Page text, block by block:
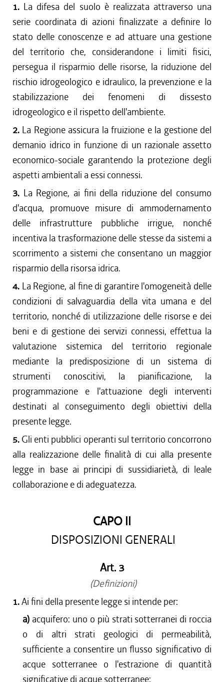
1. La difesa del suolo è realizzata attraverso una
serie coordinata di azioni finalizzate a definire lo
stato delle conoscenze e ad attuare una gestione
del territorio che, considerandone i limiti fisici,
persegua il risparmio delle risorse, la riduzione del
rischio idrogeologico e idraulico, la prevenzione e la
stabilizzazione dei fenomeni di dissesto
idrogeologico e il rispetto dell'ambiente.
2. La Regione assicura la fruizione e la gestione del
demanio idrico in funzione di un razionale assetto
economico-sociale garantendo la protezione degli
aspetti ambientali a essi connessi.
3. La Regione, ai fini della riduzione del consumo
d'acqua, promuove misure di ammodernamento
delle infrastrutture pubbliche irrigue, nonché
incentiva la trasformazione delle stesse da sistemi a
scorrimento a sistemi che consentano un maggior
risparmio della risorsa idrica.
4. La Regione, al fine di garantire l'omogeneità delle
condizioni di salvaguardia della vita umana e del
territorio, nonché di utilizzazione delle risorse e dei
beni e di gestione dei servizi connessi, effettua la
valutazione sistemica del territorio regionale
mediante la predisposizione di un sistema di
strumenti conoscitivi, la pianificazione, la
programmazione e l'attuazione degli interventi
destinati al conseguimento degli obiettivi della
presente legge.
5. Gli enti pubblici operanti sul territorio concorrono
alla realizzazione delle finalità di cui alla presente
legge in base ai principi di sussidiarietà, di leale
collaborazione e di adeguatezza.
CAPO II
DISPOSIZIONI GENERALI
Art. 3
(Definizioni)
1.Ai fini della presente legge si intende per:
a) acquifero: uno o più strati sotterranei di roccia
o di altri strati geologici di permeabilità,
sufficiente a consentire un flusso significativo di
acque sotterranee o l'estrazione di quantità
significative di acque sotterranee;